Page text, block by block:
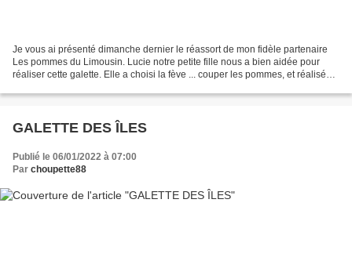
Je vous ai présenté dimanche dernier le réassort de mon fidèle partenaire
Les pommes du Limousin. Lucie notre petite fille nous a bien aidée pour
réaliser cette galette. Elle a choisi la fève ... couper les pommes, et réalisée
GALETTE DES ÎLES
Publié le 06/01/2022 à 07:00
Par choupette88